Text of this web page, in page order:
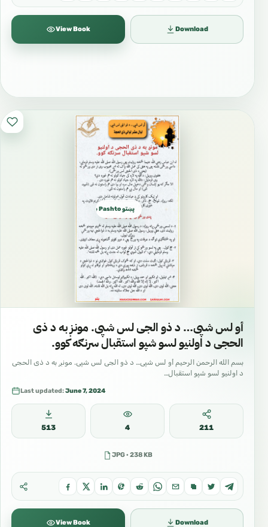
View Book Download
پښتو Pashto بشتو
أو لس شپی… د ذو الجی لس شپی. مونږ به د ذی
الحجی د اولنيو لسو شپو استقبال سرنګه کوو.
بسم الله الرحمن الرحيم أو لس شپی… د ذو الجی لس شپی. مونږ به د ذی الحجی
د اولنيو لسو شپو استقبال…
Last updated:June 7, 2024
513 4 211
JPG · 238 KB
View Book Download